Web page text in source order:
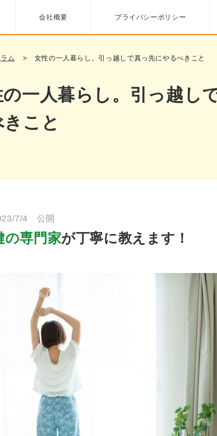
会社概要 プライバシーポリシー
ム 女性の一人暮らし。引っ越しで真っ先にやるべきこと
一人暮らし。引っ越し
こと
7/4 公開
の専門家が丁寧に教えます！